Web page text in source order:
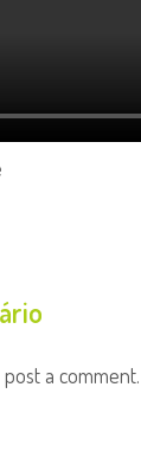
a comment.